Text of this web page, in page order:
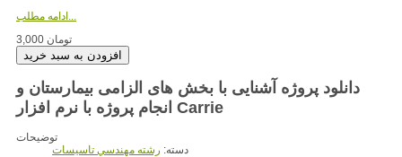
3,000 تومان
دانلود پروژه آشنایی با بخش های الزامی بیمارستان و
انجام پروژه با نرم افزار Carrie
توضیحات
دسته: رشته مهندسي تاسيسات